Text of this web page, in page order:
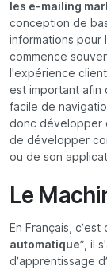
les e-mailing
conception de
informations pour
commence
l'expérience
est important
facile de
donc développer
de développer
ou de son
Le
En Français,
automatique”, il
d’apprentissage